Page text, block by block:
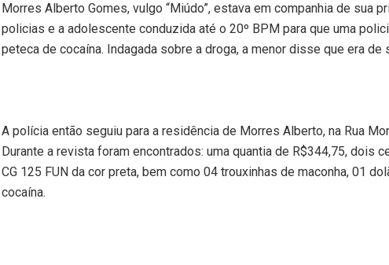
Morres Alberto Gomes, vulgo “Miúdo”, estava em companhia de sua
policias e a adolescente conduzida até o 20º BPM para que uma
peteca de cocaína. Indagada sobre a droga, a menor disse que era de
A polícia então seguiu para a residência de Morres Alberto, na Rua
Durante a revista foram encontrados: uma quantia de R$344,75, dois
CG 125 FUN da cor preta, bem como 04 trouxinhas de maconha, 01
cocaína.